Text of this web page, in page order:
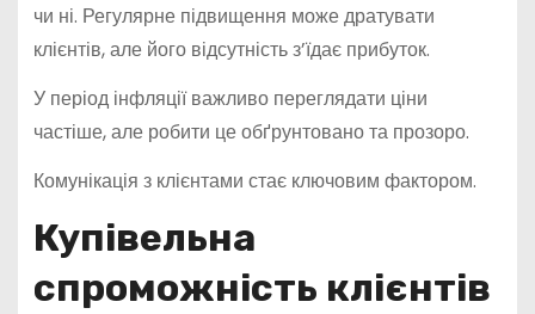
чи ні. Регулярне підвищення може дратувати
клієнтів, але його відсутність з’їдає прибуток.
У період інфляції важливо переглядати ціни
частіше, але робити це обґрунтовано та прозоро.
Комунікація з клієнтами стає ключовим фактором.
Купівельна
спроможність клієнтів